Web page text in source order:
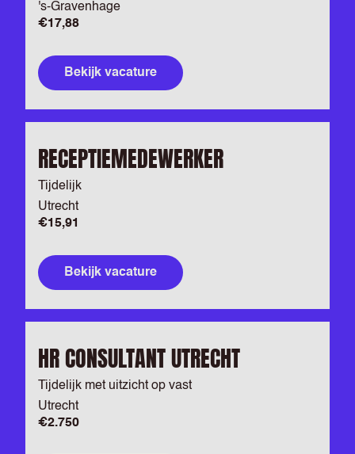
's-Gravenhage
€17,88
Bekijk vacature
RECEPTIEMEDEWERKER
Tijdelijk
Utrecht
€15,91
Bekijk vacature
HR CONSULTANT UTRECHT
Tijdelijk met uitzicht op vast
Utrecht
€2.750